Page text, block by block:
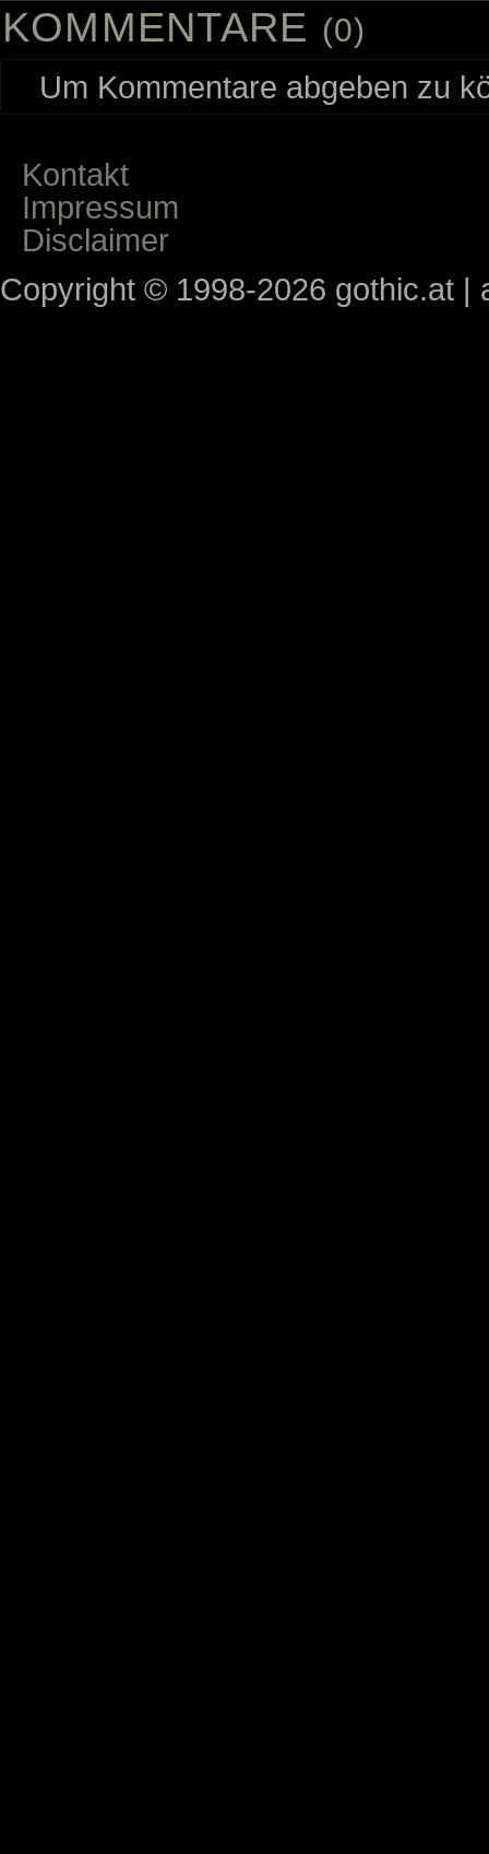
KOMMENTARE (0)
Um Kommentare abgeben zu
Kontakt
Impressum
Disclaimer
Copyright © 1998-2026 gothic.at |